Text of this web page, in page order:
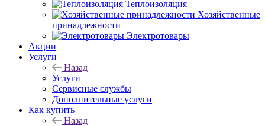
Теплоизоляция
Хозяйственные
принадлежности
Электротовары
Акции
Услуги
Назад
Услуги
Сервисные службы
Дополнительные услуги
Как купить
Назад